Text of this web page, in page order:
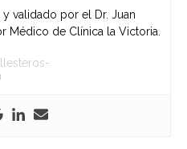
validado por el Dr. Juan
Médico de Clínica la Victoria.